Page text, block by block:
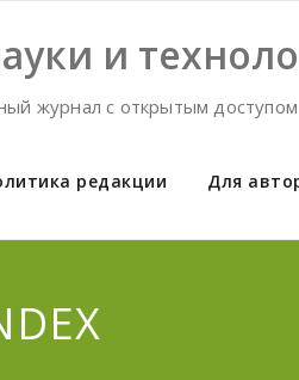
и
журнал с открытым доступом
редакции Для